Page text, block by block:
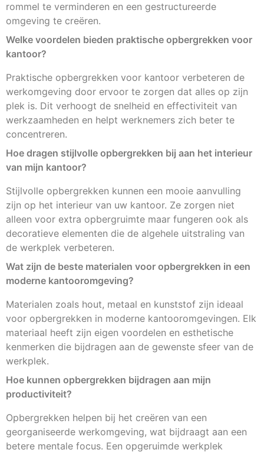
rommel te verminderen en een gestructureerde
omgeving te creëren.
Welke voordelen bieden praktische opbergrekken voor
kantoor?
Praktische opbergrekken voor kantoor verbeteren de
werkomgeving door ervoor te zorgen dat alles op zijn
plek is. Dit verhoogt de snelheid en effectiviteit van
werkzaamheden en helpt werknemers zich beter te
concentreren.
Hoe dragen stijlvolle opbergrekken bij aan het interieur
van mijn kantoor?
Stijlvolle opbergrekken kunnen een mooie aanvulling
zijn op het interieur van uw kantoor. Ze zorgen niet
alleen voor extra opbergruimte maar fungeren ook als
decoratieve elementen die de algehele uitstraling van
de werkplek verbeteren.
Wat zijn de beste materialen voor opbergrekken in een
moderne kantooromgeving?
Materialen zoals hout, metaal en kunststof zijn ideaal
voor opbergrekken in moderne kantooromgevingen. Elk
materiaal heeft zijn eigen voordelen en esthetische
kenmerken die bijdragen aan de gewenste sfeer van de
werkplek.
Hoe kunnen opbergrekken bijdragen aan mijn
productiviteit?
Opbergrekken helpen bij het creëren van een
georganiseerde werkomgeving, wat bijdraagt aan een
betere mentale focus. Een opgeruimde werkplek